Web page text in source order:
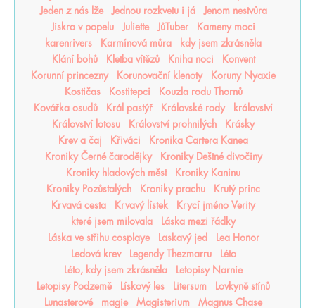
Jeden z nás lže
Jednou rozkvetu i já
Jenom nestvůra
Jiskra v popelu
Juliette JůTuber
Kameny moci
karenrivers
Karmínová můra
kdy jsem zkrásněla
Klání bohů
Kletba vítězů Kniha noci
Konvent
Korunní princezny
Korunovační klenoty
Koruny Nyaxie
Kostičas
Kostitepci
Kouzla rodu Thornů
Kovářka osudů
Král pastýř Královské rody
království
Království lotosu
Království prohnilých
Krásky
Krev a čaj
Křiváci
Kronika Cartera Kanea
Kroniky Černé čarodějky
Kroniky Deštné divočiny
Kroniky hladových měst
Kroniky Kaninu
Kroniky Pozůstalých
Kroniky prachu
Krutý princ
Krvavá cesta
Krvavý lístek
Krycí jméno Verity
které jsem milovala
Láska mezi řádky
Láska ve střihu cosplaye
Laskavý jed
Lea Honor
Ledová krev
Legendy Thezmarru
Léto
Léto, kdy jsem zkrásněla
Letopisy Narnie
Letopisy Podzemě
Lískový les Litersum
Lovkyně stínů
Lunasterové
magie Magisterium
Magnus Chase